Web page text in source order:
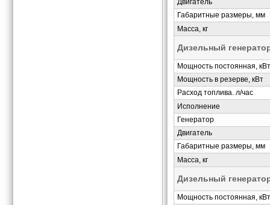
Двигатель
Габаритные размеры, мм
Масса, кг
Дизельный
Мощность постоянная, кВт
Мощность в резерве, кВт
Расход топлива. л/час
Исполнение
Генератор
Двигатель
Габаритные размеры, мм
Масса, кг
Дизельный
Мощность постоянная, кВт